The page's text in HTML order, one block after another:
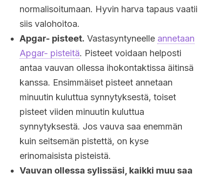
normalisoitumaan. Hyvin harva tapaus vaatii
siis valohoitoa.
Apgar- pisteet. Vastasyntyneelle annetaan
Apgar- pisteitä. Pisteet voidaan helposti
antaa vauvan ollessa ihokontaktissa äitinsä
kanssa. Ensimmäiset pisteet annetaan
minuutin kuluttua synnytyksestä, toiset
pisteet viiden minuutin kuluttua
synnytyksestä. Jos vauva saa enemmän
kuin seitsemän pistettä, on kyse
erinomaisista pisteistä.
Vauvan ollessa sylissäsi, kaikki muu saa